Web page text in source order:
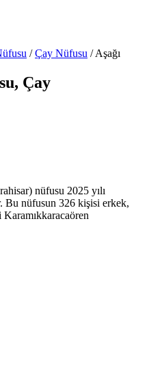
/ Çay Nüfusu /Aşağı
Çay
nüfusu 2025 yılı
nüfusun 326 kişisi erkek,
Karamıkkaracaören